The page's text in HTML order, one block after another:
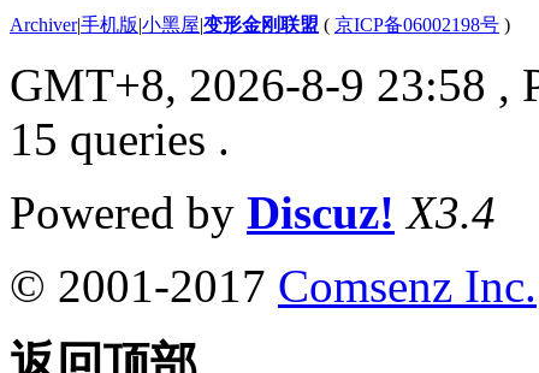
Archiver|手机版|小黑屋|变形金刚联盟 ( 京ICP备06002198号 )
GMT+8, 2026-8-9 23:58 ,
15 queries .
Powered by Discuz! X3.4
© 2001-2017 Comsenz Inc.